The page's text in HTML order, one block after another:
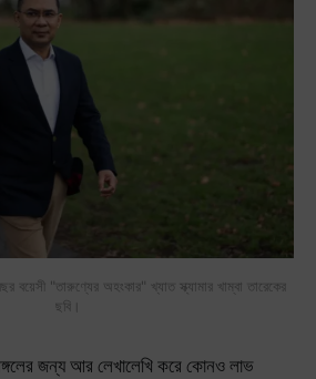
বয়েসী "তারুণ্যের অহংকার" খ্যাত স্ক্যামার খাম্বা তারেকের
ছবি।
জন্য আর লেখালেখি করে কোনও লাভ